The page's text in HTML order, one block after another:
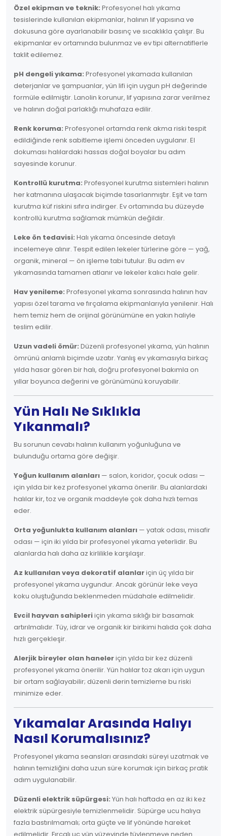
Özel ekipman ve teknik: Profesyonel halı yıkama
tesislerinde kullanılan ekipmanlar, halının lif yapısına ve
dokusuna göre ayarlanabilir basınç ve sıcaklıkla çalışır. Bu
ekipmanlar ev ortamında bulunmaz ve ev tipi alternatiflerle
taklit edilemez.
pH dengeli yıkama: Profesyonel yıkamada kullanılan
deterjanlar ve şampuanlar, yün lifi için uygun pH değerinde
formüle edilmiştir. Lanolin korunur, lif yapısına zarar verilmez
ve halının doğal parlaklığı muhafaza edilir.
Renk koruma: Profesyonel ortamda renk akma riski tespit
edildiğinde renk sabitleme işlemi önceden uygulanır. El
dokuması halılardaki hassas doğal boyalar bu adım
sayesinde korunur.
Kontrollü kurutma: Profesyonel kurutma sistemleri halının
her katmanına ulaşacak biçimde tasarlanmıştır. Eşit ve tam
kurutma küf riskini sıfıra indirger. Ev ortamında bu düzeyde
kontrollü kurutma sağlamak mümkün değildir.
Leke ön tedavisi: Halı yıkama öncesinde detaylı
incelemeye alınır. Tespit edilen lekeler türlerine göre — yağ,
organik, mineral — ön işleme tabi tutulur. Bu adım ev
yıkamasında tamamen atlanır ve lekeler kalıcı hale gelir.
Hav yenileme: Profesyonel yıkama sonrasında halının hav
yapısı özel tarama ve fırçalama ekipmanlarıyla yenilenir. Halı
hem temiz hem de orijinal görünümüne en yakın haliyle
teslim edilir.
Uzun vadeli ömür: Düzenli profesyonel yıkama, yün halının
ömrünü anlamlı biçimde uzatır. Yanlış ev yıkamasıyla birkaç
yılda hasar gören bir halı, doğru profesyonel bakımla on
yıllar boyunca değerini ve görünümünü koruyabilir.
Yün Halı Ne Sıklıkla
Yıkanmalı?
Bu sorunun cevabı halının kullanım yoğunluğuna ve
bulunduğu ortama göre değişir.
Yoğun kullanım alanları — salon, koridor, çocuk odası —
için yılda bir kez profesyonel yıkama önerilir. Bu alanlardaki
halılar kir, toz ve organik maddeyle çok daha hızlı temas
eder.
Orta yoğunlukta kullanım alanları — yatak odası, misafir
odası — için iki yılda bir profesyonel yıkama yeterlidir. Bu
alanlarda halı daha az kirlilikle karşılaşır.
Az kullanılan veya dekoratif alanlariçin üç yılda bir
profesyonel yıkama uygundur. Ancak görünür leke veya
koku oluştuğunda beklenmeden müdahale edilmelidir.
Evcil hayvan sahipleriiçin yıkama sıklığı bir basamak
artırılmalıdır. Tüy, idrar ve organik kir birikimi halıda çok daha
hızlı gerçekleşir.
Alerjik bireyler olan haneleriçin yılda bir kez düzenli
profesyonel yıkama önerilir. Yün halılar toz akarı için uygun
bir ortam sağlayabilir; düzenli derin temizleme bu riski
minimize eder.
Yıkamalar Arasında Halıyı
Nasıl Korumalısınız?
Profesyonel yıkama seansları arasındaki süreyi uzatmak ve
halının temizliğini daha uzun süre korumak için birkaç pratik
adım uygulanabilir.
Düzenli elektrik süpürgesi: Yün halı haftada en az iki kez
elektrik süpürgesiyle temizlenmelidir. Süpürge ucu halıya
fazla bastırılmamalı; orta güçte ve lif yönünde hareket
edilmelidir. Fırçalı uç yün yüzeyinde tüylenmeye neden